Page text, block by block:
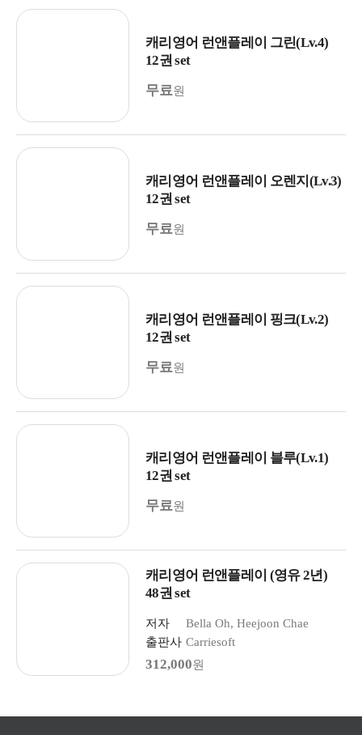
캐리영어 런앤플레이 그린(Lv.4)
12권 set
무료원
캐리영어 런앤플레이 오렌지(Lv.3)
12권 set
무료원
캐리영어 런앤플레이 핑크(Lv.2)
12권 set
무료원
캐리영어 런앤플레이 블루(Lv.1)
12권 set
무료원
캐리영어 런앤플레이 (영유 2년)
48권 set
저자
Bella Oh, Heejoon Chae
출판사 Carriesoft
312,000원